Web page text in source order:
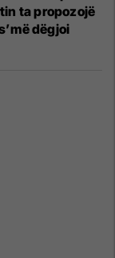
ta propozojë
dëgjoi